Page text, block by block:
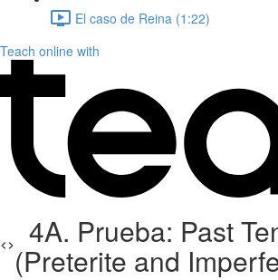
El caso de Reina (1:22)
Teach online with
4A. Prueba: Past
(Preterite and